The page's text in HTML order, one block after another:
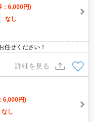
：6,000円)
なし
任せください！
詳細を見る
6,000円)
なし